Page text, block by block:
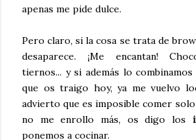
apenas me pide dulce.
Pero claro, si la cosa se trata de
desaparece. ¡Me encantan!
tiernos... y si además lo
que os traigo hoy, ya me vuelvo
advierto que es imposible comer
no me enrollo más, os digo los
ponemos a cocinar.